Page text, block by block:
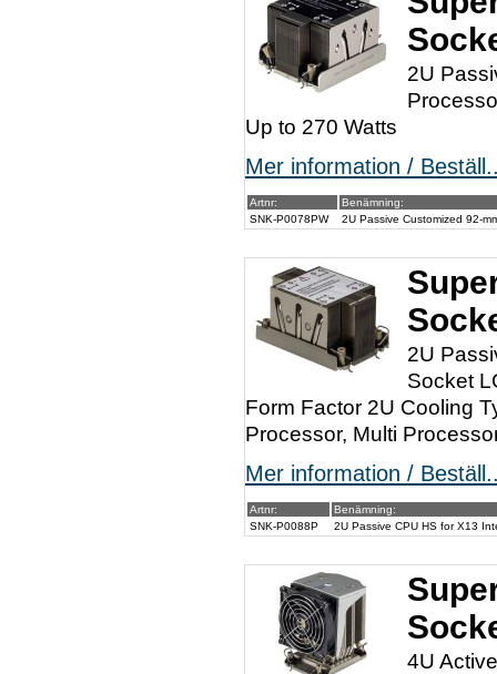
2U
Up to 270 Watts
Mer information /
Artnr:
Benämning:
SNK-P0078PW
2U Passive Customized 92-
2U
Socket
Form Factor 2U Cooling
Processor, Multi
Mer information /
Artnr:
Benämning:
SNK-P0088P
2U Passive CPU HS for X13
4U